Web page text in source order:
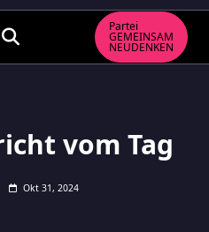
Partei
GEMEINSAM
NEUDENKEN
vom Tag
Okt 31, 2024